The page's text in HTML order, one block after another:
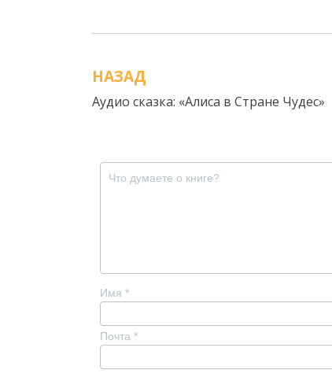
Навигация
по
НАЗАД
Аудио сказка: «Алиса в Стране Чудес»
Имя *
Почта *